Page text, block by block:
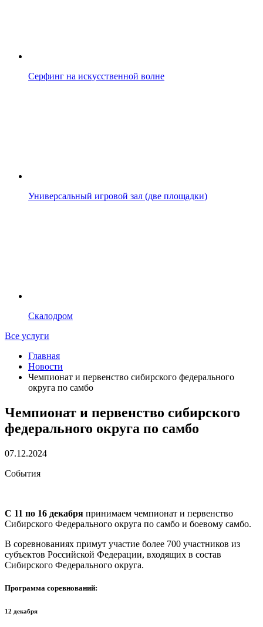
Серфинг на искусственной волне
Универсальный игровой зал (две площадки)
Скалодром
Все услуги
Главная
Новости
Чемпионат и первенство сибирского федерального
округа по самбо
Чемпионат и первенство сибирского
федерального округа по самбо
07.12.2024
События
С 11 по 16 декабря принимаем чемпионат и первенство
Сибирского Федерального округа по самбо и боевому самбо.
В соревнованиях примут участие более 700 участников из
субъектов Российской Федерации, входящих в состав
Сибирского Федерального округа.
Программа соревнований:
12 декабря